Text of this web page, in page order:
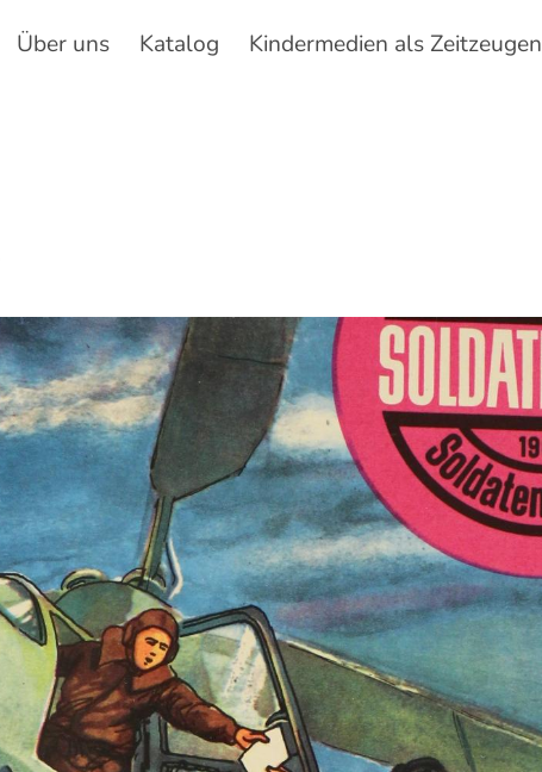
Über uns Katalog Kindermedien als Zeitzeugen